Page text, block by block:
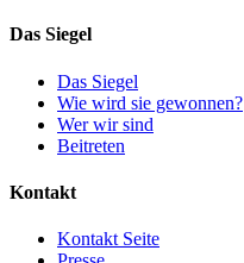
Das Siegel
Das Siegel
Wie wird sie gewonnen?
Wer wir sind
Beitreten
Kontakt
Kontakt Seite